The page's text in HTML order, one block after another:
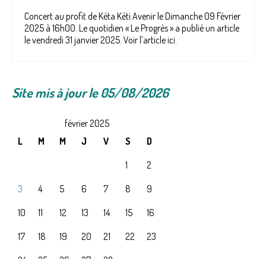
NEWS
CA
AGENDA
Concert au profit de Kéta Kéti Avenir le Dimanche 09 Février
2025 à 16h00. Le quotidien « Le Progrès » a publié un article
le vendredi 31 janvier 2025. Voir l’article ici.
Site mis à jour le 05/08/2026
février 2025
L
M M J V S
D
1
2
3
4 5 6 7 8
9
10
11 12 13 14 15
16
17
18 19 20 21 22
23